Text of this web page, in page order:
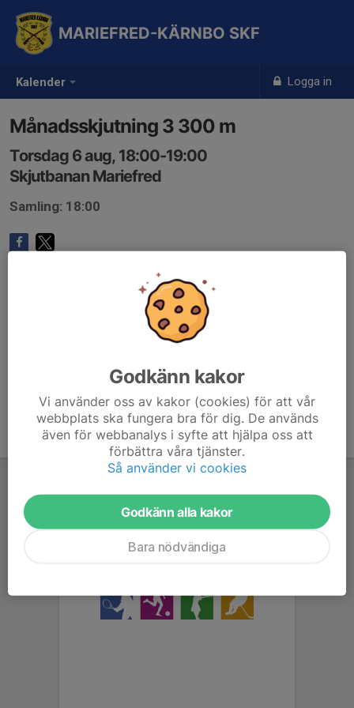
Kalender Logga in
MARIEFRED-KÄRNBO SKF
Månadsskjutning 3 300 m
Torsdag 6 aug, 18:00-19:00
Skjutbanan Mariefred
Samling: 18:00
Anmälan är öppen för föreningens alla medlemmar.
Godkänn kakor
Vi använder oss av kakor (cookies) för att vår
webbplats ska fungera bra för dig. De används
även för webbanalys i syfte att hjälpa oss att
förbättra våra tjänster.
Så använder vi cookies
Godkänn alla kakor
Bara nödvändiga